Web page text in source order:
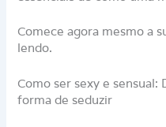
Comece agora mesmo a
lendo.
Como ser sexy e sensual:
forma de seduzir